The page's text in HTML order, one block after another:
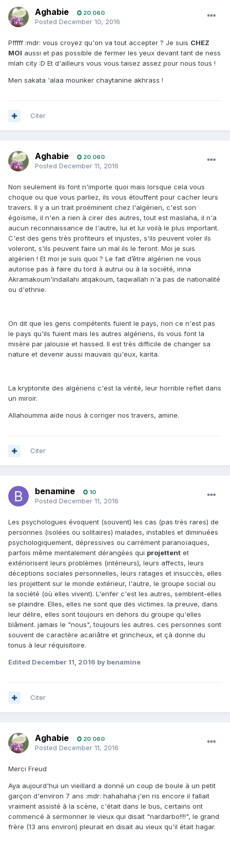
Aghabie 20 060
Posted December 10, 2016
Pfffff :mdr: vous croyez qu'on va tout accepter ? Je suis CHEZ
MOI aussi et pas possible de fermer les yeux devant tant de ness
mlah city :D Et d'ailleurs vous vous taisez assez pour nous tous !
Men sakata 'alaa mounker chaytanine akhrass !
Citer
Aghabie 20 060
Posted December 11, 2016
Non seulement ils font n'importe quoi mais lorsque cela vous
choque ou que vous parliez, ils vous étouffent pour cacher leurs
travers. Il y a un trait proéminent chez l'algérien, c'est son
égoïsme, il n'en a rien à cirer des autres, tout est maslaha, il n'a
aucun reconnaissance de l'autre, lui et lui voilà le plus important.
C'est des gens très profiteurs et injustes, s'ils peuvent voler ils
voleront, s'ils peuvent faire un mal ils le feront. Moi je suis
algérien ! Et moi je suis quoi ? Le fait d’être algérien ne vous
autorise pas à faire du tord à autrui ou à la société, inna
Akramakoum'indallahi atqakoum, taqwallah n'a pas de nationalité
ou d'ethnie.
On dit que les gens compétents fuient le pays, non ce n'est pas
le pays qu'ils fuient mais les autres algériens, ils vous font la
misère par jalousie et hassed. Il est très difficile de changer sa
nature et devenir aussi mauvais qu'eux, karita.
La kryptonite des algériens c'est la vérité, leur horrible reflet dans
un miroir.
Allahoumma aide nous à corriger nos travers, amine.
Citer
benamine 10
Posted December 11, 2016
Les psychologues évoquent (souvent) les cas (pas très rares) de
personnes (isolées ou solitaires) malades, instables et diminuées
psychologiquement, dépressives ou carrément paranoïaques,
parfois même mentalement dérangées qui projettent et
extériorisent leurs problèmes (intérieurs), leurs affects, leurs
déceptions sociales personnelles, leurs ratages et insuccès, elles
les projettent sur le monde extérieur, l'autre, le groupe social ou
la société (où elles vivent). L'enfer c'est les autres, semblent-elles
se plaindre. Elles, elles ne sont que des victimes. la preuve, dans
leur délire, elles sont toujours en dehors du groupe qu'elles
blâment. jamais le "nous", toujours les autres. ces personnes sont
souvent de caractère acariâtre et grincheux, et çà donne du
tonus à leur réquisitoire.
Edited December 11, 2016 by benamine
Citer
Aghabie 20 060
Posted December 11, 2016
Merci Freud
Aya aujourd'hui un vieillard a donné un coup de boule à un petit
garçon d'environ 7 ans :mdr: hahahaha j'en ris encore il fallait
vraiment assisté à la scène, c'était dans le bus, certains ont
commencé à sermonner le vieux qui disait "nardarbo!!!!", le grand
frère (13 ans environ) pleurait en disait au vieux qu'il était hagar.